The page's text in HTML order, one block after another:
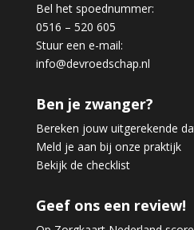
Bel het spoednummer:
0516 – 520 605
Stuur een e-mail:
info@devroedschap.nl
Ben je zwanger?
Bereken jouw uitgerekende
Meld je aan bij onze praktijk
Bekijk de checklist
Geef ons een review!